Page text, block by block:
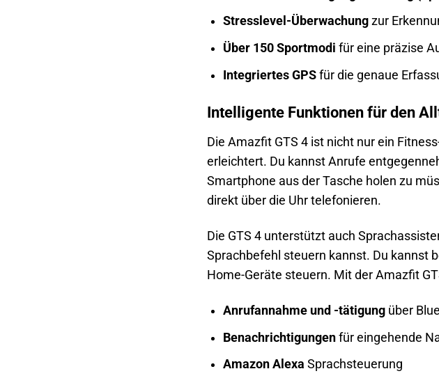
Stresslevel-Überwachungzur
Über 150 Sportmodi für eine präzise
Integriertes GPSfür die genaue
Intelligente Funktionen für den
Die Amazfit GTS 4 ist nicht nur ein
erleichtert. Du kannst Anrufe
Smartphone aus der Tasche holen zu
direkt über die Uhr telefonieren.
Die GTS 4 unterstützt auch
Sprachbefehl steuern kannst. Du kannst
Home-Geräte steuern. Mit der Amazfit
Anrufannahme und -tätigungüber
Benachrichtigungenfür eingehende
Amazon Alexa Sprachsteuerung